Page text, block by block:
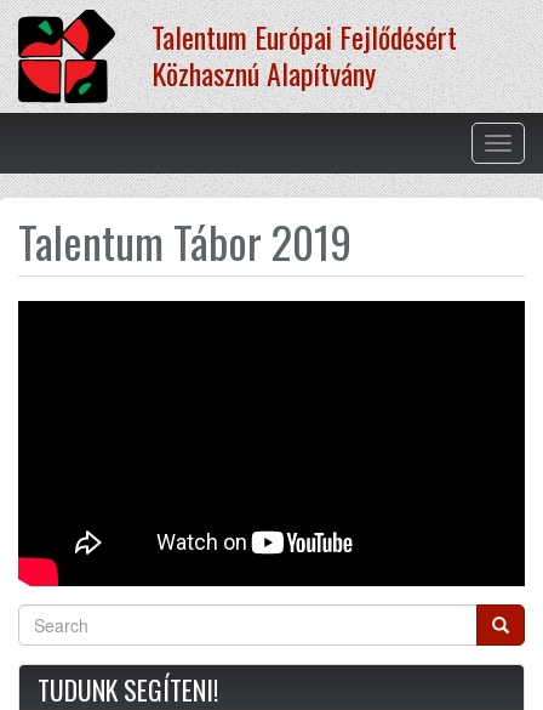
Ugrás
a
tartalomra
Talentum Európai Fejlődésért
Közhasznú Alapítvány
Talentum Tábor 2019
Search
TUDUNK SEGÍTENI!